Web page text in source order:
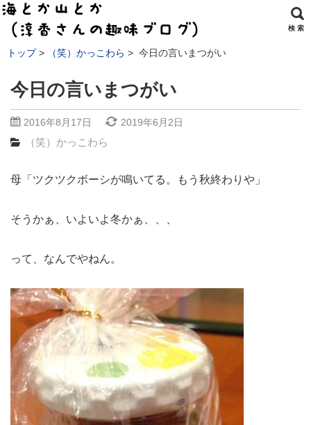
検 索
トップ （笑）かっこわら 今日の言いまつがい
今日の言いまつがい
2016年8月17日 2019年6月2日
（笑）かっこわら
母「ツクツクボーシが鳴いてる。もう秋終わりや」
そうかぁ、いよいよ冬かぁ、、、
って、なんでやねん。